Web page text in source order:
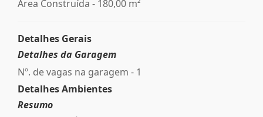
Área Construída - 180,00 m²
Detalhes Gerais
Detalhes da Garagem
Nº. de vagas na garagem - 1
Detalhes Ambientes
Resumo